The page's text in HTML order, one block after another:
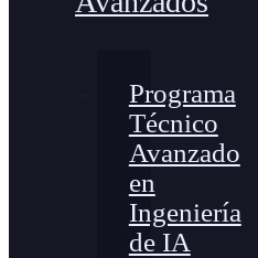
Programa
Técnico
Avanzado
en
Ingeniería
de IA